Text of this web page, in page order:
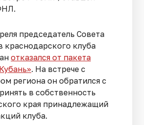
председатель Совета
краснодарского клуба
отказался от пакета
. На встрече с
региона он обратился с
в собственность
края принадлежащий
клуба.